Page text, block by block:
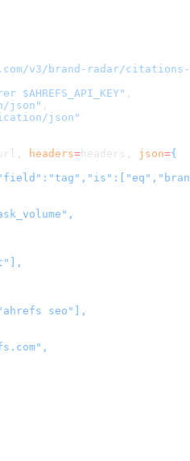
v3/brand-radar/
$AHREFS_API_KEY" ,
json" ,
json"
headers= headers , json={
seo"],